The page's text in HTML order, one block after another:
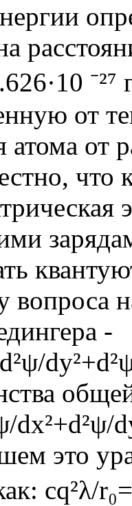
⁻²⁷
от
атома от
-
dx²+d²ψ/
это
сq²λ/